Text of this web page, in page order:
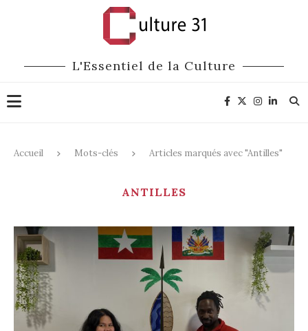
L'Essentiel de la Culture
Accueil Mots-clés Articles marqués avec "Antilles"
ANTILLES